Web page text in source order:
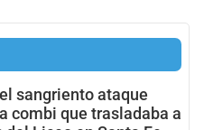
sangriento ataque
combi que trasladaba a